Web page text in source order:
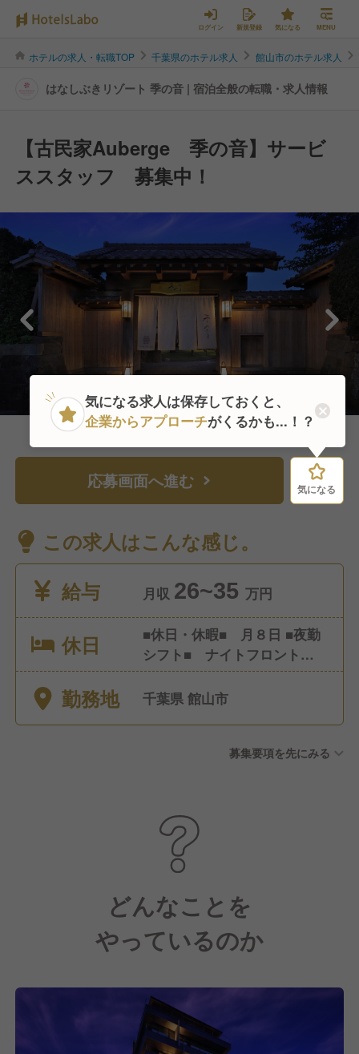
ログイン 新規登録 気になる MENU
ホテルの求人・転職TOP 千葉県のホテル求人 館山市のホテル求人
はなしぶきリゾート 季の音 | 宿泊全般の転職・求人情報
【古民家Auberge 季の音】サービ
ススタッフ 募集中！
応募画面へ進む 気になる
この求人はこんな感じ。
給与
月収 26~35 万円
休日
■休日・休暇■ 月８日 ■夜勤
シフト■ ナイトフロント以
外、無し ■時間外労働■ 有
り その他リフレッシュ休暇
勤務地 千葉県 館山市
募集要項を先にみる
どんなことを
やっているのか
気になる
気になる求人は保存しておくと、
企業からアプローチがくるかも...！？